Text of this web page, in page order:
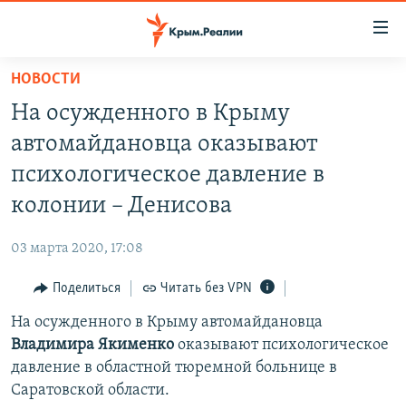
Вернуться
основному
содержанию
главной
Вернутся
поиску
СПЕЦПРОЕКТЫ
КАРТА ВОЕННЫХ ОБЪЕКТОВ КРЫМА
ИНТЕРАКТИВ
ИНФОГРАФИКА
ТЕЛЕПРОЕКТ КРЫМ.РЕАЛИИ
СОВЕТЫ ПРАВОЗАЩИТНИКОВ
ПРОПАВШИЕ БЕЗ ВЕСТИ
РАДІО СВОБОДА
КАК ОБОЙТИ БЛОКИРОВКУ
Українською
Qırımtatar
НОВОСТИ
На осужденного в Крыму
автомайдановца оказывают
психологическое давление в
колонии – Денисова
03 марта 2020, 17:08
Поделиться Читать без VPN
На осужденного в Крыму автомайдановца
Владимира Якименко оказывают психологическое
давление в областной тюремной больнице в
Саратовской области.